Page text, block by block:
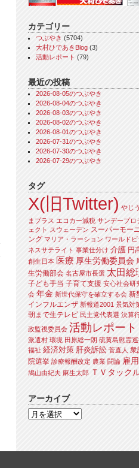
カテゴリー
つぶやき (5704)
大村ひであきBlog (3)
活動レポート (79)
最近の投稿
2026-08-05のつぶやき
2026-08-04のつぶやき
2026-08-03のつぶやき
2026-08-02のつぶやき
2026-08-01のつぶやき
2026-07-31のつぶやき
2026-07-30のつぶやき
2026-07-29のつぶやき
タグ
X(旧Twitter) やじう
まプラス エコカー減税 サンデープロ
ェクト スウェーデン スーパーモー
ング マリア・ラーション ワールドビ
ネスサテライト 事業仕分け 介護 円
創生日本 医療 厚生労働委員会
生労働部会 名古屋市長選 太田総
子ども手当 子育て支援 安心社会研
会 年金 新世代保守を確立する会 新
インフルエンザ 新報道2001 景気対
朝まで生テレビ 民主党代表選 決算
政監視委員会 活動レポート
派遣村 環境 田原総一朗 硫黄島慰霊
福祉 経済対策 肝炎訴訟 菅直人 衆
院選挙 診療報酬改定 農業 闘論 雇用
鳩山由紀夫 麻生太郎 ＴＶタック
アーカイブ